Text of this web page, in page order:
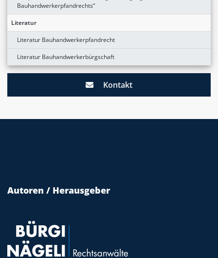
Bauhandwerkerpfandrechts“
Literatur
Literatur Bauhandwerkerpfandrecht
Literatur Bauhandwerkerbürgschaft
Kontakt
Autoren / Herausgeber